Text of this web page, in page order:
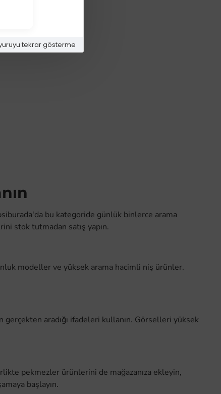
tekrar gösterme
bu kategoride günlük binlerce arama
stok tutmadan satış yapın.
modeller ve yüksek arama hacimli niş ürünler.
aradığı ifadeleri kullanın. Görselleri yüksek
pekmezler ürünlerini de mağazanıza ekleyin,
başlayın.